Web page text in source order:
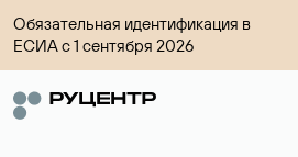
Обязательная идентификация в
ЕСИА с 1 сентября 2026